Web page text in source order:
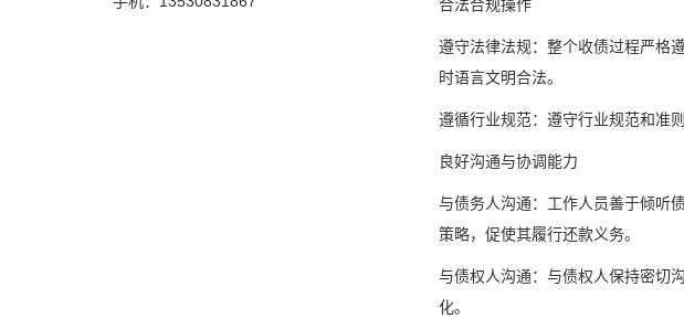
合法合规操作
遵守法律法规：整个收债过程严格
时语言文明合法。
遵循行业规范：遵守行业规范和准
良好沟通与协调能力
与债务人沟通：工作人员善于倾听
策略，促使其履行还款义务。
与债权人沟通：与债权人保持密切
化。